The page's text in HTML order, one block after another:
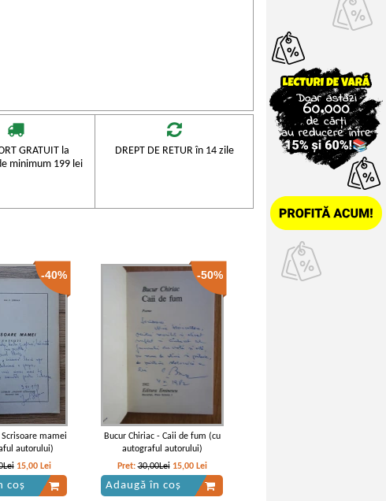
GRATUIT la
minimum 199 lei
DREPT DE RETUR în 14 zile
-40%
Scrisoare mamei
autorului)
15,00 Lei
coș
-50%
Bucur Chiriac - Caii de fum (cu
autograful autorului)
Pret:30,00Lei 15,00 Lei
Adaugă în coș